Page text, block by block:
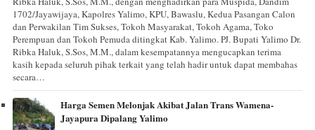
1702/Jayawijaya, Kapolres Yalimo, KPU, Bawaslu, Kedua Pasangan Calon
dan Perwakilan Tim Sukses, Tokoh Masyarakat, Tokoh Agama, Toko
Perempuan dan Tokoh Pemuda ditingkat Kab. Yalimo. PJ. Bupati Yalimo Dr.
Ribka Haluk, S.Sos, M.M., dalam kesempatannya mengucapkan terima
kasih kepada seluruh pihak terkait yang telah hadir untuk dapat membahas
secara…
Harga Semen Melonjak Akibat Jalan Trans Wamena-
Jayapura Dipalang Yalimo